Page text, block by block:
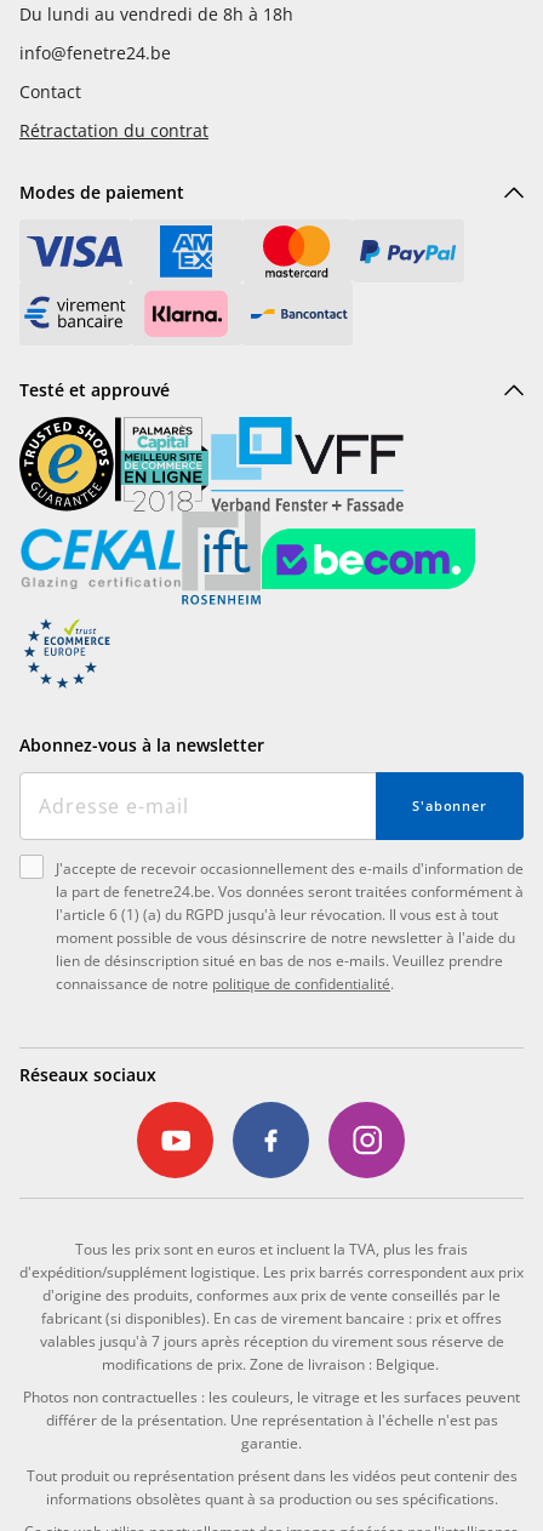
Du lundi au vendredi de 8h à 18h
info@fenetre24.be
Contact
Rétractation du contrat
Modes de paiement
Testé et approuvé
Abonnez-vous à la newsletter
S'abonner
J'accepte de recevoir occasionnellement des e-mails d'information de
la part de fenetre24.be. Vos données seront traitées conformément à
l'article 6 (1) (a) du RGPD jusqu'à leur révocation. Il vous est à tout
moment possible de vous désinscrire de notre newsletter à l'aide du
lien de désinscription situé en bas de nos e-mails. Veuillez prendre
connaissance de notre politique de confidentialité.
Réseaux sociaux
Tous les prix sont en euros et incluent la TVA, plus les frais
d'expédition/supplément logistique. Les prix barrés correspondent aux prix
d'origine des produits, conformes aux prix de vente conseillés par le
fabricant (si disponibles). En cas de virement bancaire : prix et offres
valables jusqu'à 7 jours après réception du virement sous réserve de
modifications de prix. Zone de livraison : Belgique.
Photos non contractuelles : les couleurs, le vitrage et les surfaces peuvent
différer de la présentation. Une représentation à l'échelle n'est pas
garantie.
Tout produit ou représentation présent dans les vidéos peut contenir des
informations obsolètes quant à sa production ou ses spécifications.